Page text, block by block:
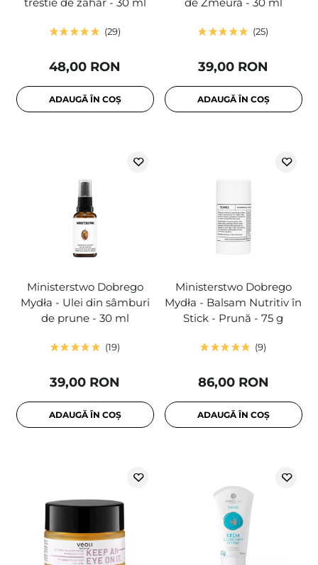
trestie de zahăr - 30 ml
29
48,00 RON
ADAUGĂ ÎN COȘ
de Zmeură - 30 ml
25
39,00 RON
ADAUGĂ ÎN COȘ
Ministerstwo Dobrego
Mydła - Ulei din sâmburi
de prune - 30 ml
19
39,00 RON
ADAUGĂ ÎN COȘ
Ministerstwo Dobrego
Mydła - Balsam Nutritiv în
Stick - Prună - 75 g
9
86,00 RON
ADAUGĂ ÎN COȘ